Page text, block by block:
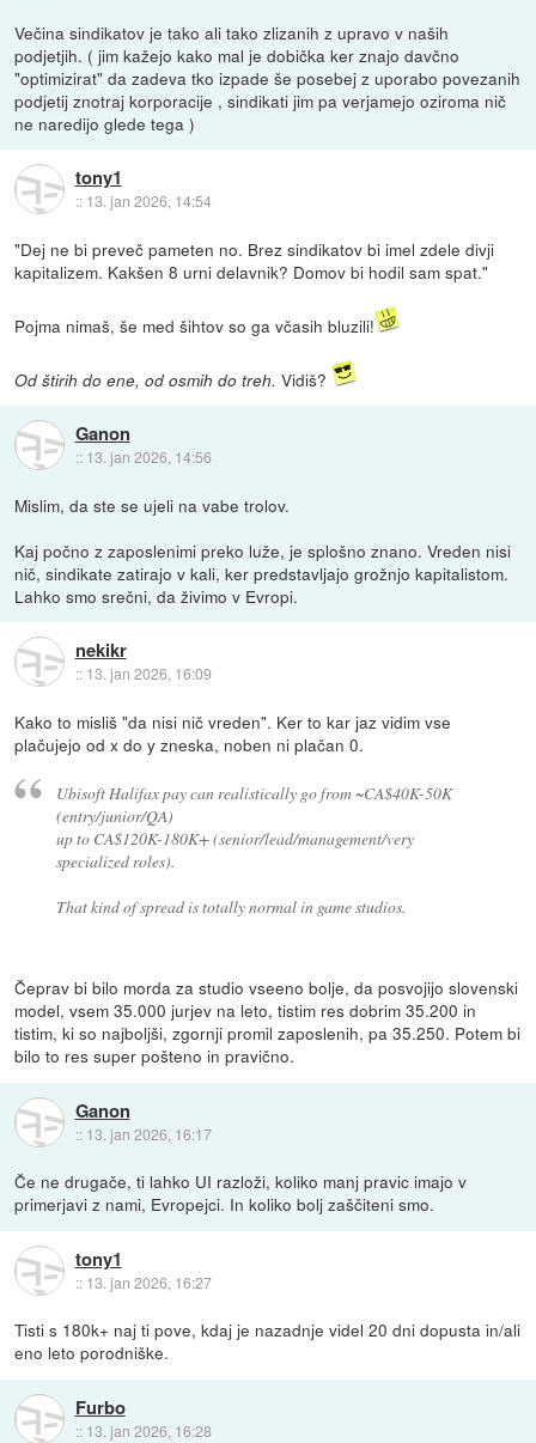
Večina sindikatov je tako ali tako zlizanih z upravo v naših
podjetjih. ( jim kažejo kako mal je dobička ker znajo davčno
"optimizirat" da zadeva tko izpade še posebej z uporabo povezanih
podjetij znotraj korporacije , sindikati jim pa verjamejo oziroma nič
ne naredijo glede tega )
tony1
:: 13. jan 2026, 14:54
"Dej ne bi preveč pameten no. Brez sindikatov bi imel zdele divji
kapitalizem. Kakšen 8 urni delavnik? Domov bi hodil sam spat."
Pojma nimaš, še med šihtov so ga včasih bluzili!
Od štirih do ene, od osmih do treh. Vidiš?
Ganon
:: 13. jan 2026, 14:56
Mislim, da ste se ujeli na vabe trolov.
Kaj počno z zaposlenimi preko luže, je splošno znano. Vreden nisi
nič, sindikate zatirajo v kali, ker predstavljajo grožnjo kapitalistom.
Lahko smo srečni, da živimo v Evropi.
nekikr
:: 13. jan 2026, 16:09
Kako to misliš "da nisi nič vreden". Ker to kar jaz vidim vse
plačujejo od x do y zneska, noben ni plačan 0.
Ubisoft Halifax pay can realistically go from ~CA$40K-50K
(entry/junior/QA)
up to CA$120K-180K+ (senior/lead/management/very
specialized roles).
That kind of spread is totally normal in game studios.
Čeprav bi bilo morda za studio vseeno bolje, da posvojijo slovenski
model, vsem 35.000 jurjev na leto, tistim res dobrim 35.200 in
tistim, ki so najboljši, zgornji promil zaposlenih, pa 35.250. Potem bi
bilo to res super pošteno in pravično.
Ganon
:: 13. jan 2026, 16:17
Če ne drugače, ti lahko UI razloži, koliko manj pravic imajo v
primerjavi z nami, Evropejci. In koliko bolj zaščiteni smo.
tony1
:: 13. jan 2026, 16:27
Tisti s 180k+ naj ti pove, kdaj je nazadnje videl 20 dni dopusta in/ali
eno leto porodniške.
Furbo
:: 13. jan 2026, 16:28